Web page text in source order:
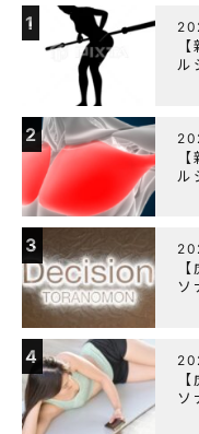
1
ル
2
ル
3
ソ
4
ソ